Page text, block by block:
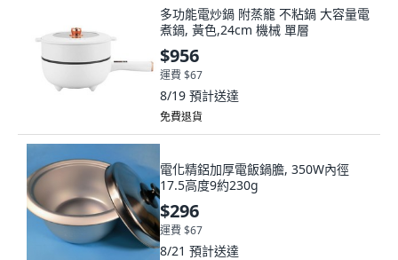
多功能電炒鍋 附蒸籠 不粘鍋 大容量電
煮鍋, 黃色,24cm 機械 單層
$956
運費 $67
8/19 預計送達
免費退貨
電化精鋁加厚電飯鍋膽, 350W內徑
17.5高度9約230g
$296
運費 $67
8/21 預計送達